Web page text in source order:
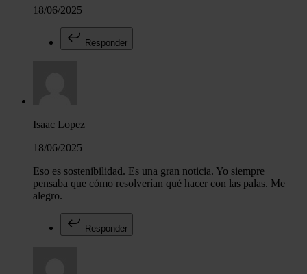
18/06/2025
Responder
Isaac Lopez
18/06/2025
Eso es sostenibilidad. Es una gran noticia. Yo siempre
pensaba que cómo resolverían qué hacer con las palas. Me
alegro.
Responder